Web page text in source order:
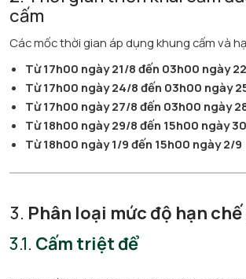
cấm
Các mốc thời gian áp dụng khung cấm và
Từ 17h00 ngày 21/8 đến 03h00 ngày
Từ 17h00 ngày 24/8 đến 03h00 ngày
Từ 17h00 ngày 27/8 đến 03h00 ngày
Từ 18h00 ngày 29/8 đến 15h00 ngày
Từ 18h00 ngày 1/9 đến 15h00 ngày 2/9
3. Phân loại mức độ hạn
3.1. Cấm triệt để